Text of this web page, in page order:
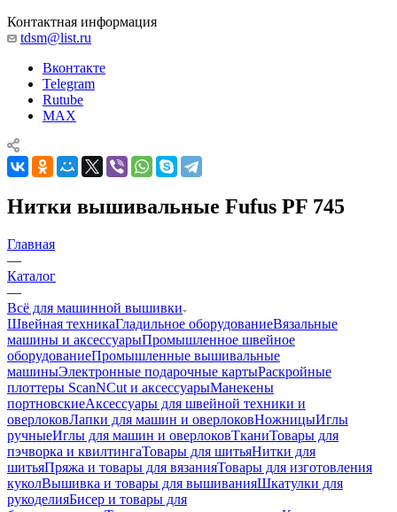
Контактная информация
tdsm@list.ru
Вконтакте
Telegram
Rutube
MAX
Нитки вышивальные Fufus PF 745
Главная
—
Каталог
—
Всё для машинной вышивки
Швейная техникаГладильное оборудованиеВязальные
машины и аксессуарыПромышленное швейное
оборудованиеПромышленные вышивальные
машиныЭлектронные подарочные картыРаскройные
плоттеры ScanNCut и аксессуарыМанекены
портновскиеАксессуары для швейной техники и
оверлоковЛапки для машин и оверлоковНожницыИглы
ручныеИглы для машин и оверлоковТканиТовары для
пэчворка и квилтингаТовары для шитьяНитки для
шитьяПряжа и товары для вязанияТовары для изготовления
куколВышивка и товары для вышиванияШкатулки для
рукоделияБисер и товары для